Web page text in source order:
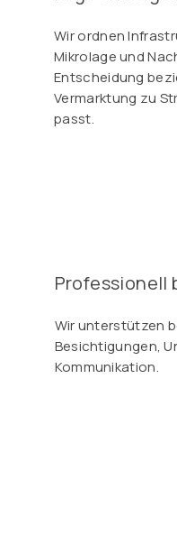
Wir ordnen
Mikrolage und
Entscheidung
Vermarktung zu
passt.
Professionell
Wir unterstützen
Besichtigungen,
Kommunikation.